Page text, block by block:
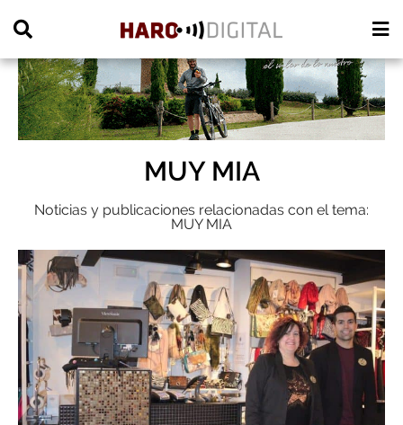
MUY MIA
Noticias y publicaciones relacionadas con el tema:
MUY MIA